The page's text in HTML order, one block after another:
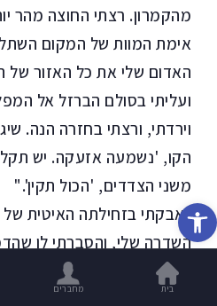
פתח סרגל נגישות
מהקמרון. רצתי החוצה מהר
אימת המוות של המקום
האדום שלי את כל האזור של
ועליתי בסולם הברזל אל
וירדתי, ורצתי בחזרה הנה.
הקו, 'נשמעה אזעקה. יש
משני הצדדים, 'הכול תקין'."
נאבקתי בזחילתה האיטית
השדרה שלי, והסברתי לו
תעתוע של חוש הראייה, כי
שמקורן במחלה של העצבים
בית מחברים